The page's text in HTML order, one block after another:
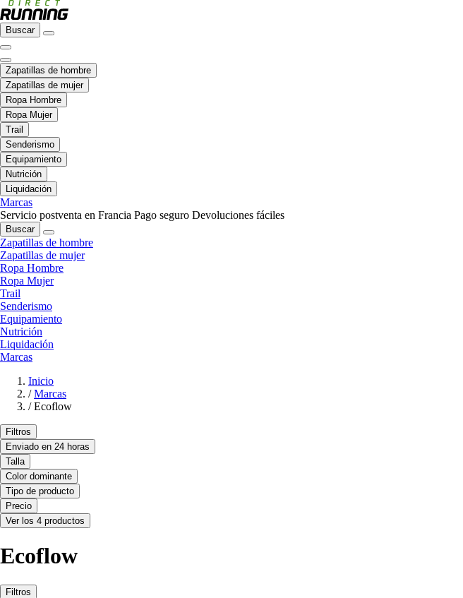
Buscar
Zapatillas de hombre
Zapatillas de mujer
Ropa Hombre
Ropa Mujer
Trail
Senderismo
Equipamiento
Nutrición
Liquidación
Marcas
Servicio postventa en Francia Pago seguro Devoluciones fáciles
Buscar
Zapatillas de hombre
Zapatillas de mujer
Ropa Hombre
Ropa Mujer
Trail
Senderismo
Equipamiento
Nutrición
Liquidación
Marcas
Inicio
/ Marcas
/ Ecoflow
Filtros
Enviado en 24 horas
Talla
Color dominante
Tipo de producto
Precio
Ver los 4 productos
Ecoflow
Filtros